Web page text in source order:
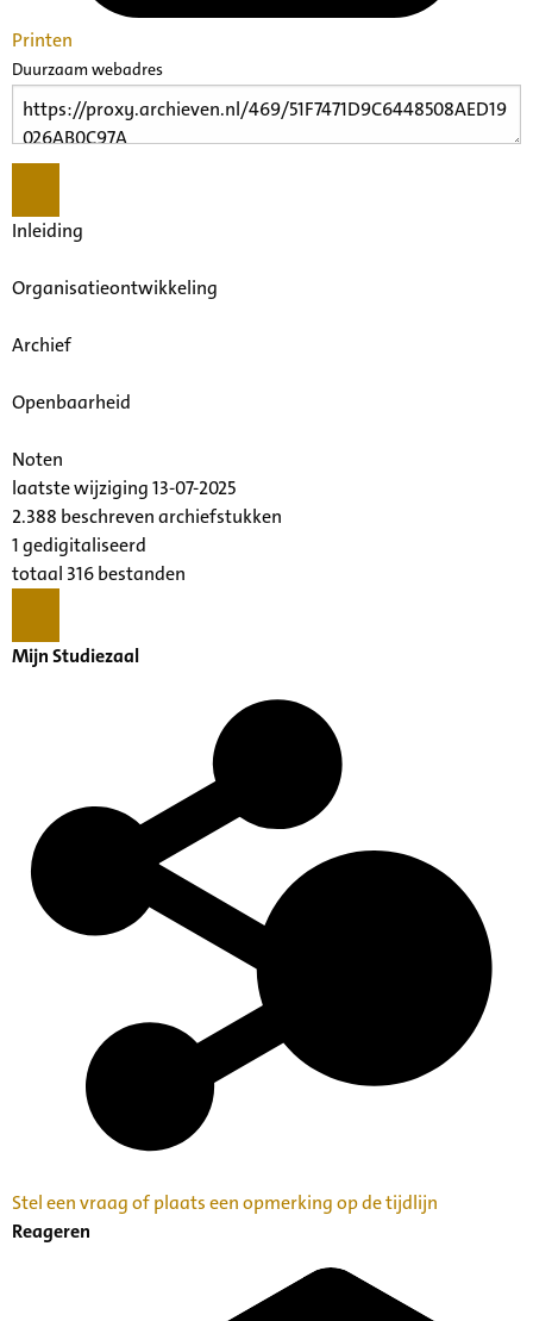
Printen
Duurzaam webadres
Inleiding
Organisatieontwikkeling
Archief
Openbaarheid
Noten
laatste wijziging 13-07-2025
2.388 beschreven archiefstukken
1 gedigitaliseerd
totaal 316 bestanden
Mijn Studiezaal
Stel een vraag of plaats een opmerking op de tijdlijn
Reageren